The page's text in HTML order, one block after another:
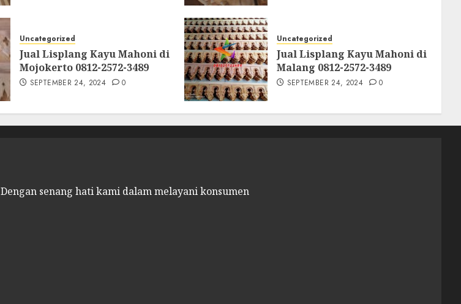
Uncategorized
Jual Lisplang Kayu Mahoni di
Mojokerto 0812-2572-3489
SEPTEMBER 24, 2024 0
Uncategorized
Jual Lisplang Kayu Mahoni di
Malang 0812-2572-3489
SEPTEMBER 24, 2024 0
Dengan senang hati kami dalam melayani konsumen